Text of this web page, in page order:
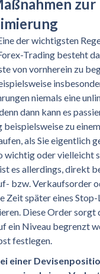
zur
der wichtigsten
Trading besteht
von vornherein zu
niemals eine
dann kann es
beispielsweise zu
als Sie eigentlich
wichtig oder vielleicht
es allerdings, direkt
bzw. Verkaufsorder
Zeit später eines Stop-
Diese Order sorgt
ein Niveau begrenzt
festlegen.
einer